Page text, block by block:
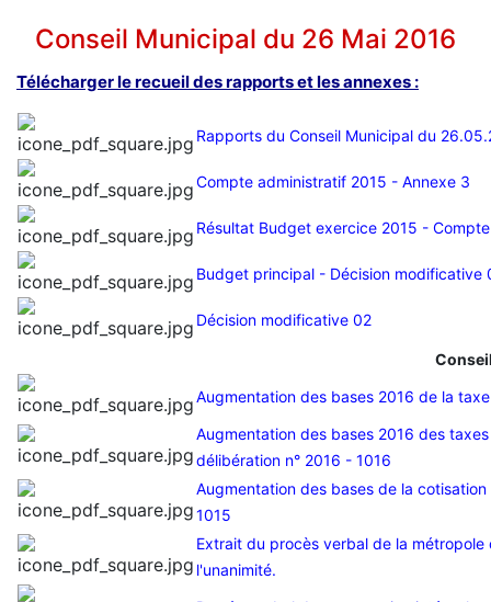
Conseil Municipal du 26 Mai 2016
Télécharger le recueil des rapports et les annexes :
Rapports du Conseil Municipal du
Compte administratif 2015 - Annexe 3
Résultat Budget exercice 2015 -
Budget principal - Décision modificative
Décision modificative 02
Augmentation des bases 2016 de la
Augmentation des bases 2016 des
délibération n° 2016 - 1016
Augmentation des bases de la
1015
Extrait du procès verbal de la
l'unanimité.